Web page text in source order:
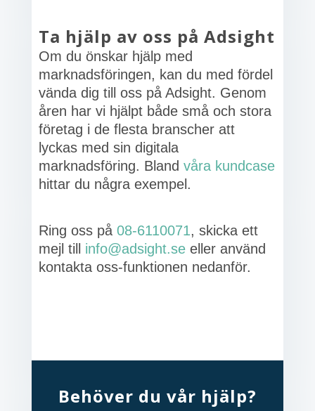
Ta hjälp av oss på Adsight
Om du önskar hjälp med
marknadsföringen, kan du med fördel
vända dig till oss på Adsight. Genom
åren har vi hjälpt både små och stora
företag i de flesta branscher att
lyckas med sin digitala
marknadsföring. Bland våra kundcase
hittar du några exempel.
Ring oss på 08-6110071, skicka ett
mejl till info@adsight.seeller använd
kontakta oss-funktionen nedanför.
Behöver du vår hjälp?